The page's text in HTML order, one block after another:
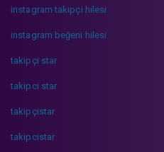
instagram takipçi hilesi
instagram beğeni hilesi
takipçi star
takipci star
takipçistar
takipcistar